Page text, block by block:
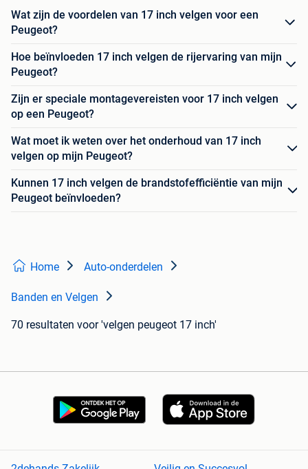
Wat zijn de voordelen van 17 inch velgen voor een
Peugeot?
Hoe beïnvloeden 17 inch velgen de rijervaring van mijn
Peugeot?
Zijn er speciale montagevereisten voor 17 inch velgen
op een Peugeot?
Wat moet ik weten over het onderhoud van 17 inch
velgen op mijn Peugeot?
Kunnen 17 inch velgen de brandstofefficiëntie van mijn
Peugeot beïnvloeden?
Home Auto-onderdelen
Banden en Velgen
70 resultaten voor 'velgen peugeot 17 inch'